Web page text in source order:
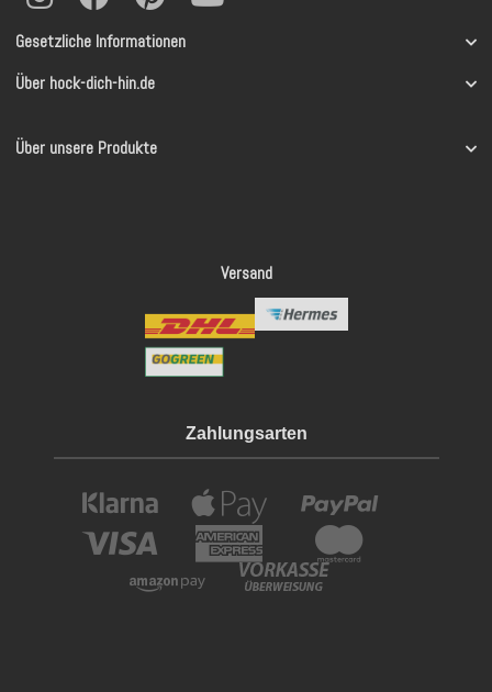
Gesetzliche Informationen
Über hock-dich-hin.de
Über unsere Produkte
Versand
Zahlungsarten